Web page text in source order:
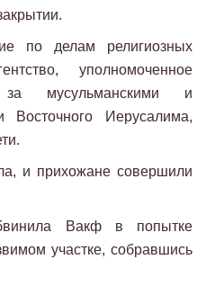
по делам религиозных
уполномоченное
за мусульманскими и
Восточного Иерусалима,
и прихожане совершили
Вакф в попытке
участке, собравшись